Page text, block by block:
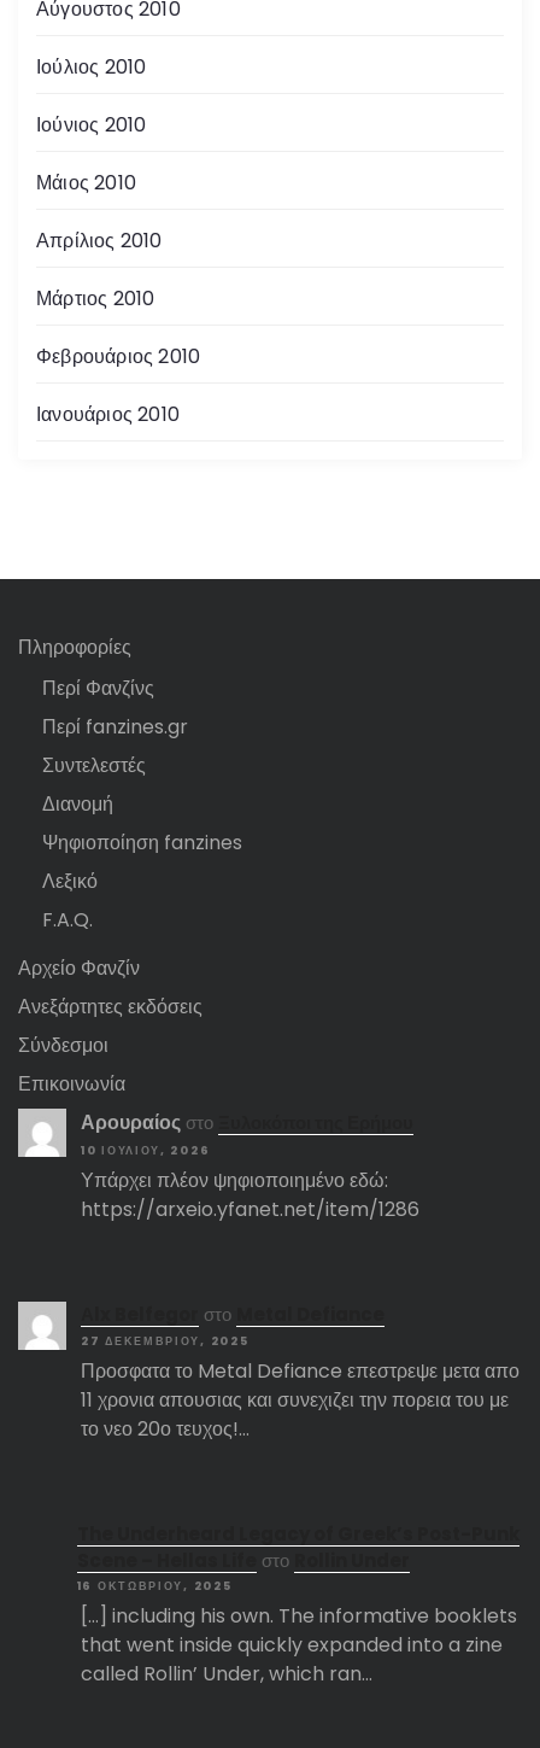
Αύγουστος 2010
Ιούλιος 2010
Ιούνιος 2010
Μάιος 2010
Απρίλιος 2010
Μάρτιος 2010
Φεβρουάριος 2010
Ιανουάριος 2010
Πληροφορίες
Περί Φανζίνς
Περί fanzines.gr
Συντελεστές
Διανομή
Ψηφιοποίηση fanzines
Λεξικό
F.A.Q.
Αρχείο Φανζίν
Ανεξάρτητες εκδόσεις
Σύνδεσμοι
Επικοινωνία
Αρουραίος στο
10 ΙΟΥΛΊΟΥ, 2026
Υπάρχει πλέον ψηφιοποιημένο εδώ:
https://arxeio.yfanet.net/item/1286
στο
27 ΔΕΚΕΜΒΡΊΟΥ, 2025
Προσφατα το Metal Defiance επεστρεψε μετα απο
11 χρονια απουσιας και συνεχιζει την πορεια του με
το νεο 20ο τευχος!…
στο
16 ΟΚΤΩΒΡΊΟΥ, 2025
[…] including his own. The informative booklets
that went inside quickly expanded into a zine
called Rollin’ Under, which ran…